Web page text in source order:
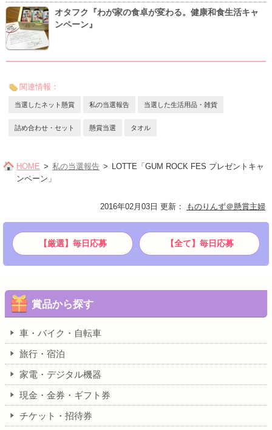
オタフク『わが家の食卓が変わる。健康和食生活キャ
ンペーン』
関連情報：
当選したネット懸賞 私の当選報告 当選した生活用品・雑貨
詰め合わせ・セット 懸賞当選 タオル
HOME 私の当選報告
LOTTE「GUM ROCK FES プレゼントキャ
ンペーン」
2016年02月03日 更新 ： ものりんず＠懸賞主婦
【厳選】毎日応募 【全て】毎日応募
賞品から探す
車・バイク・自転車
旅行・宿泊
家電・デジタル機器
現金・金券・ギフト券
チケット・招待券